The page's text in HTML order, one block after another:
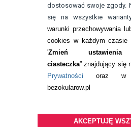
dostosować swoje zgody.
się na wszystkie
warunki przechowywania
cookies w każdym
'Zmień
ciasteczka” znajdujący się
Prywatności oraz w
bezokularow.pl
AKCEPTUJĘ
BEZOKULARÓW.PL |